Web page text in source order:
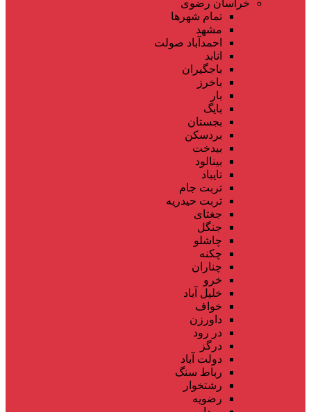
خراسان رضوی
تمام شهر‌ها
مشهد
احمدآباد صولت
انابد
باجگیران
باخرز
بار
بایگ
بجستان
بردسکن
بیدخت
بینالود
تایباد
تربت جام
تربت حیدریه
جغتای
جنگل
چاشلو
چکنه
چناران
خرو
خلیل آباد
خواف
داورزن
در رود
درگز
دولت آباد
رباط سنگ
رشتخوار
رضویه